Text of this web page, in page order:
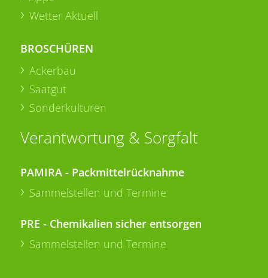
Wetter Aktuell
BROSCHÜREN
Ackerbau
Saatgut
Sonderkulturen
Verantwortung & Sorgfalt
PAMIRA - Packmittelrücknahme
Sammelstellen und Termine
PRE - Chemikalien sicher entsorgen
Sammelstellen und Termine